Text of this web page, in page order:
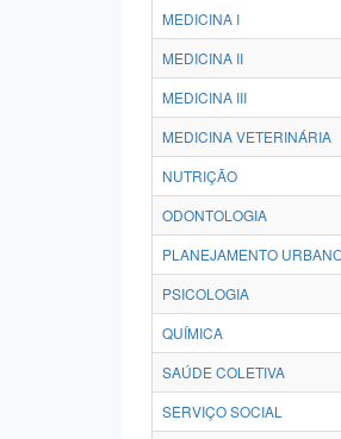
MEDICINA I
MEDICINA II
MEDICINA III
MEDICINA VETERINÁRIA
NUTRIÇÃO
ODONTOLOGIA
PLANEJAMENTO
PSICOLOGIA
QUÍMICA
SAÚDE COLETIVA
SERVIÇO SOCIAL